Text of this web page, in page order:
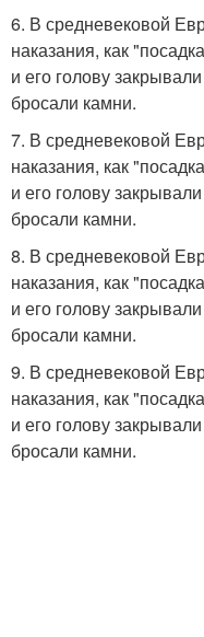
6. В средневековой
наказания, как
и его голову
бросали камни.
7. В средневековой
наказания, как
и его голову
бросали камни.
8. В средневековой
наказания, как
и его голову
бросали камни.
9. В средневековой
наказания, как
и его голову
бросали камни.